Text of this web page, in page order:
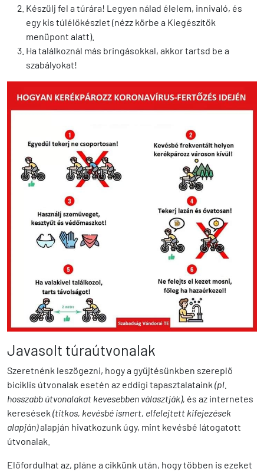
Készülj fel a túrára! Legyen nálad élelem, innivaló, és
egy kis túlélőkészlet (nézz körbe a Kiegészítők
menüpont alatt).
Ha találkoznál más bringásokkal, akkor tartsd be a
szabályokat!
Javasolt túraútvonalak
Szeretnénk leszögezni, hogy a gyűjtésünkben szereplő
biciklis útvonalak esetén az eddigi tapasztalataink (pl.
hosszabb útvonalakat kevesebben választják), és az internetes
keresések (titkos, kevésbé ismert, elfelejtett kifejezések
alapján)alapján hivatkozunk úgy, mint kevésbé látogatott
útvonalak.
Előfordulhat az, pláne a cikkünk után, hogy többen is ezeket